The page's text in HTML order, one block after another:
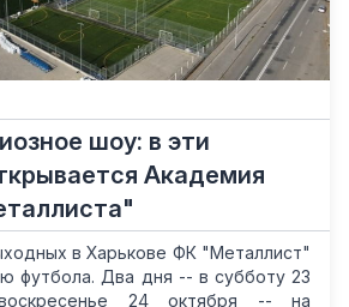
шоу: в эти
Академия
в Харькове ФК "Металлист"
футбола. Два дня -- в субботу 23
24 октября -- на